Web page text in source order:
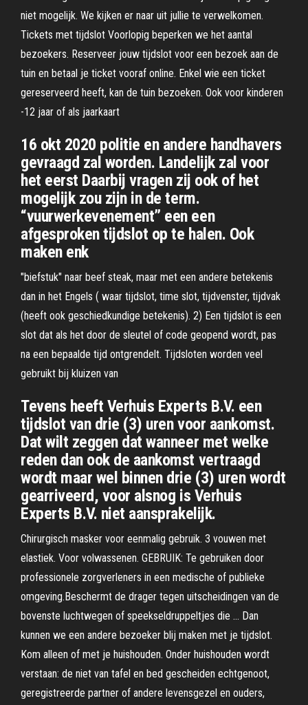
niet mogelijk. We kijken er naar uit jullie te verwelkomen.
Tickets met tijdslot Voorlopig beperken we het aantal
bezoekers. Reserveer jouw tijdslot voor een bezoek aan de
tuin en betaal je ticket vooraf online. Enkel wie een ticket
gereserveerd heeft, kan de tuin bezoeken. Ook voor kinderen
-12 jaar of als jaarkaart
16 okt 2020 politie en andere handhavers
gevraagd zal worden. Landelijk zal voor
het eerst Daarbij vragen zij ook of het
mogelijk zou zijn in de term.
“vuurwerkevenement” een een
afgesproken tijdslot op te halen. Ook
maken enk
"biefstuk" naar beef steak, maar met een andere betekenis
dan in het Engels ( waar tijdslot, time slot, tijdvenster, tijdvak
(heeft ook geschiedkundige betekenis). 2) Een tijdslot is een
slot dat als het door de sleutel of code geopend wordt, pas
na een bepaalde tijd ontgrendelt. Tijdsloten worden veel
gebruikt bij kluizen van
Tevens heeft Verhuis Experts B.V. een
tijdslot van drie (3) uren voor aankomst.
Dat wilt zeggen dat wanneer met welke
reden dan ook de aankomst vertraagd
wordt maar wel binnen drie (3) uren wordt
gearriveerd, voor alsnog is Verhuis
Experts B.V. niet aansprakelijk.
Chirurgisch masker voor eenmalig gebruik. 3 vouwen met
elastiek. Voor volwassenen. GEBRUIK: Te gebruiken door
professionele zorgverleners in een medische of publieke
omgeving.Beschermt de drager tegen uitscheidingen van de
bovenste luchtwegen of speekseldruppeltjes die … Dan
kunnen we een andere bezoeker blij maken met je tijdslot.
Kom alleen of met je huishouden. Onder huishouden wordt
verstaan: de niet van tafel en bed gescheiden echtgenoot,
geregistreerde partner of andere levensgezel en ouders,